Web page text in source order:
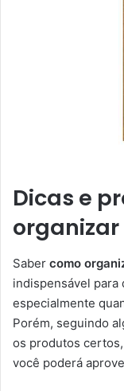
Dicas e
Saber como
indispensável para
especialmente
Porém, seguindo
os produtos
você poderá